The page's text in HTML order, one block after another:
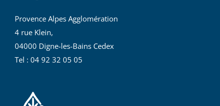
Provence Alpes Agglomération
4 rue Klein,
04000 Digne-les-Bains Cedex
Tel : 04 92 32 05 05